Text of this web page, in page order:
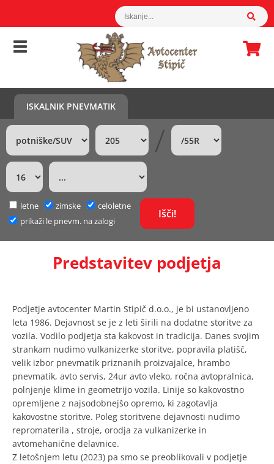
ISKALNIK PNEVMATIK
/
letne zimske
celoletne
prikaži le pnevm. na zalogi
Predstavitev podjetja
Podjetje avtocenter Martin Stipič d.o.o., je bi ustanovljeno
leta 1986. Dejavnost se je z leti širili na dodatne storitve za
vozila. Vodilo podjetja sta kakovost in tradicija. Danes svojim
strankam nudimo vulkanizerke storitve, popravila platišč,
velik izbor pnevmatik priznanih proizvajalce, hrambo
pnevmatik, avto servis, 24ur avto vleko, ročna avtopralnica,
polnjenje klime in geometrijo vozila. Linije so kakovostno
opremljene z najsodobnejšo opremo, ki zagotavlja
kakovostne storitve. Poleg storitvene dejavnosti nudimo
repromaterila , stroje, orodja za vulkanizerke in
avtomehanične delavnice.
Z letošnjem letu (2023) pa smo se preoblikovali v podjetje